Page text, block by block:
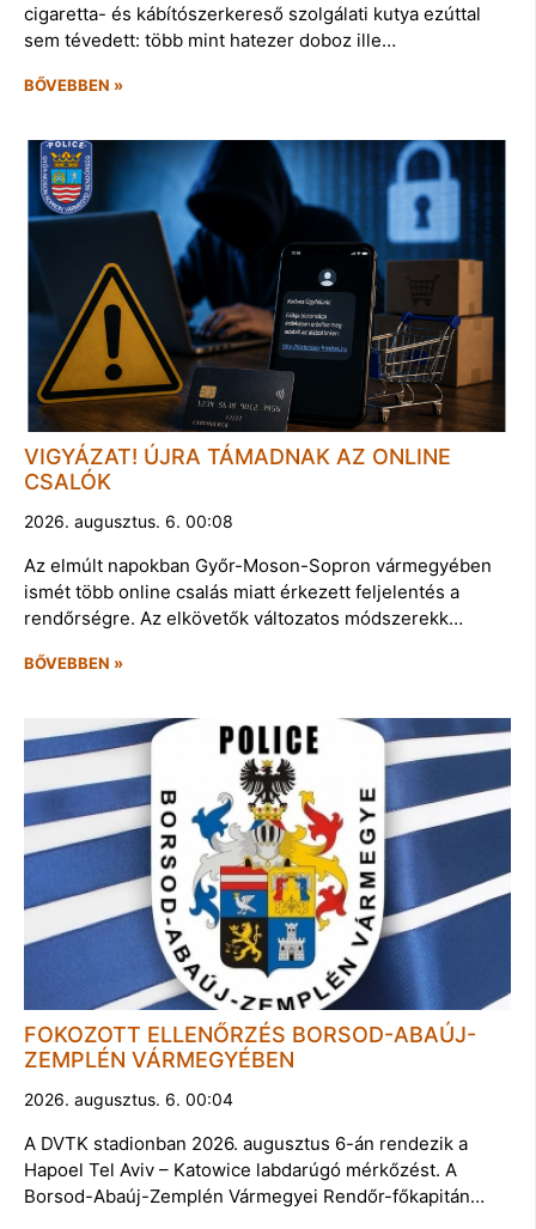
cigaretta- és kábítószerkereső szolgálati kutya ezúttal
sem tévedett: több mint hatezer doboz ille…
BŐVEBBEN »
VIGYÁZAT! ÚJRA TÁMADNAK AZ ONLINE
CSALÓK
2026. augusztus. 6. 00:08
Az elmúlt napokban Győr-Moson-Sopron vármegyében
ismét több online csalás miatt érkezett feljelentés a
rendőrségre. Az elkövetők változatos módszerekk…
BŐVEBBEN »
FOKOZOTT ELLENŐRZÉS BORSOD-ABAÚJ-
ZEMPLÉN VÁRMEGYÉBEN
2026. augusztus. 6. 00:04
A DVTK stadionban 2026. augusztus 6-án rendezik a
Hapoel Tel Aviv – Katowice labdarúgó mérkőzést. A
Borsod-Abaúj-Zemplén Vármegyei Rendőr-főkapitán…